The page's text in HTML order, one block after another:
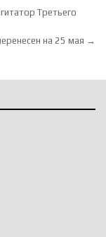
Третьего
на 25 мая →